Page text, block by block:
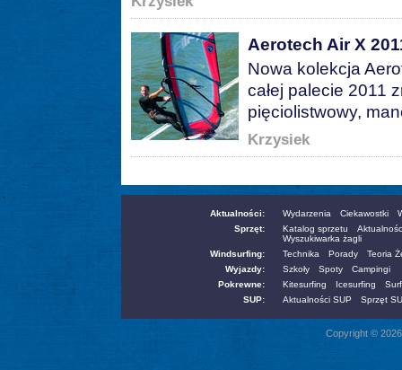
Aerotech Air X
Nowa kolekcja
całej palecie 2011
pięciolistwowy,
Krzysiek
Aktualności: Wydarzenia Ciekawostki
Sprzęt:
Katalog sprzetu
Wyszukiwarka żagli
Windsurfing:
Technika Porady
Teoria
Wyjazdy:
Szkoły Spoty
Campingi
Pokrewne:
Kitesurfing Icesurfing
SUP:
Aktualności SUP Sprzęt
Copyright ©